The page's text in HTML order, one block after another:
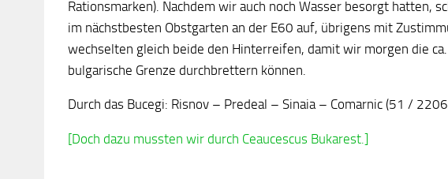
Rationsmarken). Nachdem wir auch noch Wasser besorgt hatten,
im nächstbesten Obstgarten an der E60 auf, übrigens mit
wechselten gleich beide den Hinterreifen, damit wir morgen die
bulgarische Grenze durchbrettern können.
Durch das Bucegi: Risnov – Predeal – Sinaia – Comarnic (51 /
[Doch dazu mussten wir durch Ceaucescus Bukarest.]